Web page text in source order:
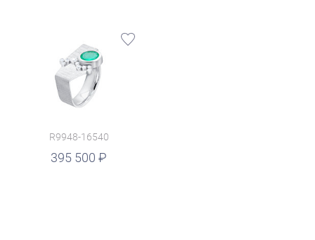
R9948-16540
395 500